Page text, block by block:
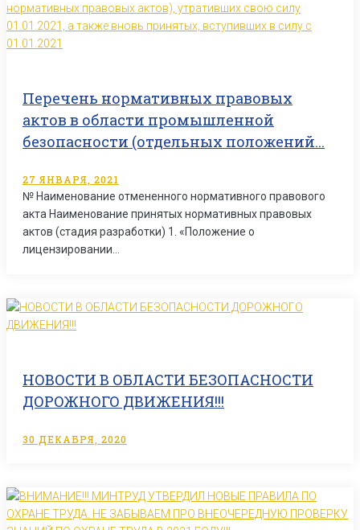
Перечень нормативных правовых
актов в области промышленной
безопасности (отдельных положений...
27 ЯНВАРЯ, 2021
№ Наименование отмененного нормативного правового
акта Наименование принятых нормативных правовых
актов (стадия разработки) 1. «Положение о
лицензировании…
НОВОСТИ В ОБЛАСТИ БЕЗОПАСНОСТИ
ДОРОЖНОГО ДВИЖЕНИЯ!!!
30 ДЕКАБРЯ, 2020